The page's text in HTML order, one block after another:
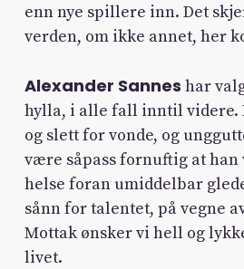
enn nye spillere inn. Det
verden, om ikke annet, her
Alexander Sannes har
hylla, i alle fall inntil
og slett for vonde, og
være såpass fornuftig at
helse foran umiddelbar
sånn for talentet, på vegne
Mottak ønsker vi hell og
livet.